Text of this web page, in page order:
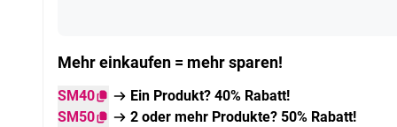
Mehr einkaufen = mehr sparen!
SM40
Ein Produkt? 40% Rabatt!
SM50
2 oder mehr Produkte? 50% Rabatt!